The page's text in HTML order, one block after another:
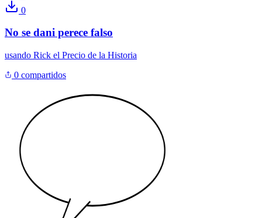
0
No se dani perece falso
usando Rick el Precio de la Historia
0 compartidos